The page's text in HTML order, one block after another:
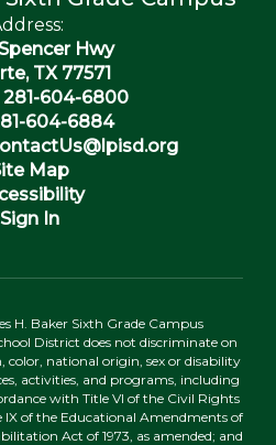
Hwy
TX 77571
281-604-6800
604-6884
Map
Sign In
H. Baker Sixth Grade Campus
District does not discriminate on
color, national origin, sex or disability
activities, and programs, including
with Title VI of the Civil Rights
IX of the Educational Amendments of
Act of 1973, as amended; and